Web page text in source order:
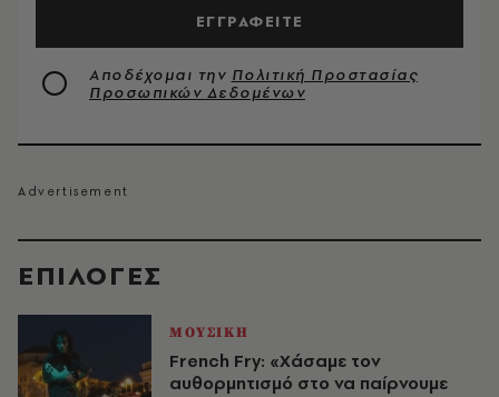
EΠΙΛΟΓΈΣ
ΜΟΥΣΙΚΗ
French Fry: «Χάσαμε τον
αυθορμητισμό στο να παίρνουμε
ΕΓΓΡΑΦΕΙΤΕ
Αποδέχομαι την Πολιτική Προστασίας
Προσωπικών Δεδομένων